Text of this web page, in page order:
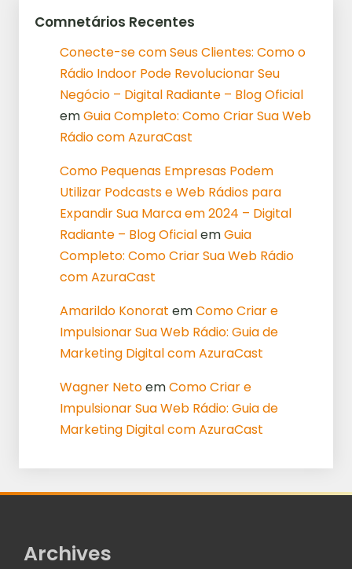
Comnetários Recentes
Conecte-se com Seus Clientes: Como o
Rádio Indoor Pode Revolucionar Seu
Negócio – Digital Radiante – Blog Oficial
emGuia Completo: Como Criar Sua Web
Rádio com AzuraCast
Como Pequenas Empresas Podem
Utilizar Podcasts e Web Rádios para
Expandir Sua Marca em 2024 – Digital
Radiante – Blog OficialemGuia
Completo: Como Criar Sua Web Rádio
com AzuraCast
Amarildo Konorat emComo Criar e
Impulsionar Sua Web Rádio: Guia de
Marketing Digital com AzuraCast
Wagner NetoemComo Criar e
Impulsionar Sua Web Rádio: Guia de
Marketing Digital com AzuraCast
Archives